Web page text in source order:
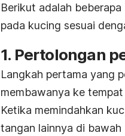
Berikut adalah
pada kucing sesuai
1. Pertolongan
Langkah pertama yang
membawanya ke
Ketika memindahkan
tangan lainnya di